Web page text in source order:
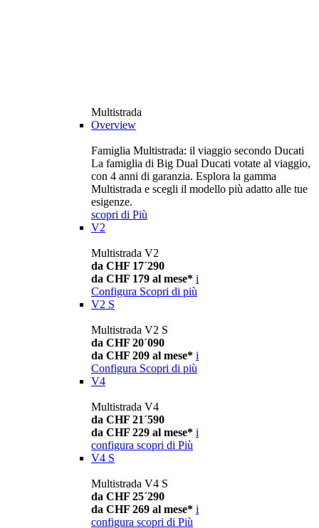
Multistrada
Overview
Famiglia Multistrada: il viaggio secondo Ducati
La famiglia di Big Dual Ducati votate al viaggio,
con 4 anni di garanzia. Esplora la gamma
Multistrada e scegli il modello più adatto alle tue
esigenze.
scopri di Più
V2
Multistrada V2
da CHF 17´290
da CHF 179 al mese* i
Configura Scopri di più
V2 S
Multistrada V2 S
da CHF 20´090
da CHF 209 al mese* i
Configura Scopri di più
V4
Multistrada V4
da CHF 21´590
da CHF 229 al mese* i
configura scopri di Più
V4 S
Multistrada V4 S
da CHF 25´290
da CHF 269 al mese* i
configura scopri di Più